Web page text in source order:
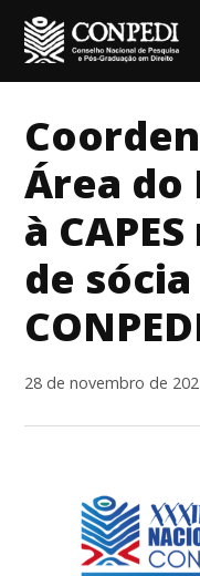
para
o
Área
à
de
28 de novembro de